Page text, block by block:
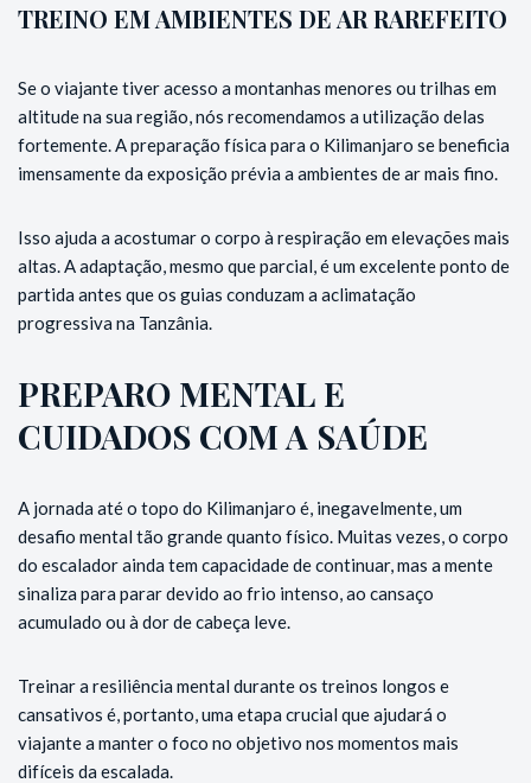
TREINO EM AMBIENTES DE AR RAREFEITO
Se o viajante tiver acesso a montanhas menores ou trilhas em
altitude na sua região, nós recomendamos a utilização delas
fortemente. A preparação física para o Kilimanjaro se beneficia
imensamente da exposição prévia a ambientes de ar mais fino.
Isso ajuda a acostumar o corpo à respiração em elevações mais
altas. A adaptação, mesmo que parcial, é um excelente ponto de
partida antes que os guias conduzam a aclimatação
progressiva na Tanzânia.
PREPARO MENTAL E
CUIDADOS COM A SAÚDE
A jornada até o topo do Kilimanjaro é, inegavelmente, um
desafio mental tão grande quanto físico. Muitas vezes, o corpo
do escalador ainda tem capacidade de continuar, mas a mente
sinaliza para parar devido ao frio intenso, ao cansaço
acumulado ou à dor de cabeça leve.
Treinar a resiliência mental durante os treinos longos e
cansativos é, portanto, uma etapa crucial que ajudará o
viajante a manter o foco no objetivo nos momentos mais
difíceis da escalada.